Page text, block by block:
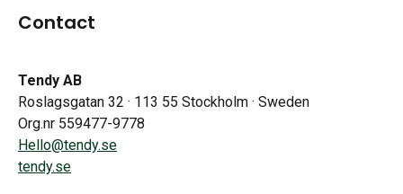
Contact
Tendy AB
Roslagsgatan 32 · 113 55 Stockholm · Sweden
Org.nr 559477-9778
Hello@tendy.se
tendy.se